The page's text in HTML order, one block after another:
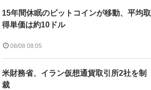
15年間休眠のビットコインが移動、平均取
得単価は約10ドル
08/08 08:05
米財務省、イラン仮想通貨取引所2社を制
裁